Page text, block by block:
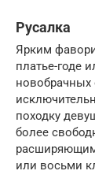
Русалка
Ярким
платье-годе
новобрачных
походку
более
или восьми